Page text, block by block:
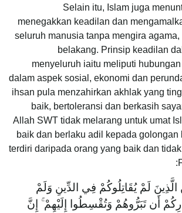
Selain itu, Islam juga
menegakkan keadilan dan
seluruh manusia tanpa mengira
belakang. Prinsip keadilan
menyeluruh iaitu meliputi
dalam aspek sosial, ekonomi dan
ihsan pula menzahirkan akhlak yang
baik, bertoleransi dan berkasih
Allah SWT tidak melarang untuk umat
baik dan berlaku adil kepada golongan
terdiri daripada orang yang baik dan
الَّذِينَ لَمْ يُقَاتِلُوكُمْ فِي الدِّينِ وَلَمْ
أَن تَبَرُّوهُمْ وَتُقْسِطُوا إِلَيْهِمْ ۚ إِنَّ